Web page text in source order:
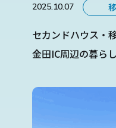
2025.10.07
セカンドハウス・
金田IC周辺の暮らし